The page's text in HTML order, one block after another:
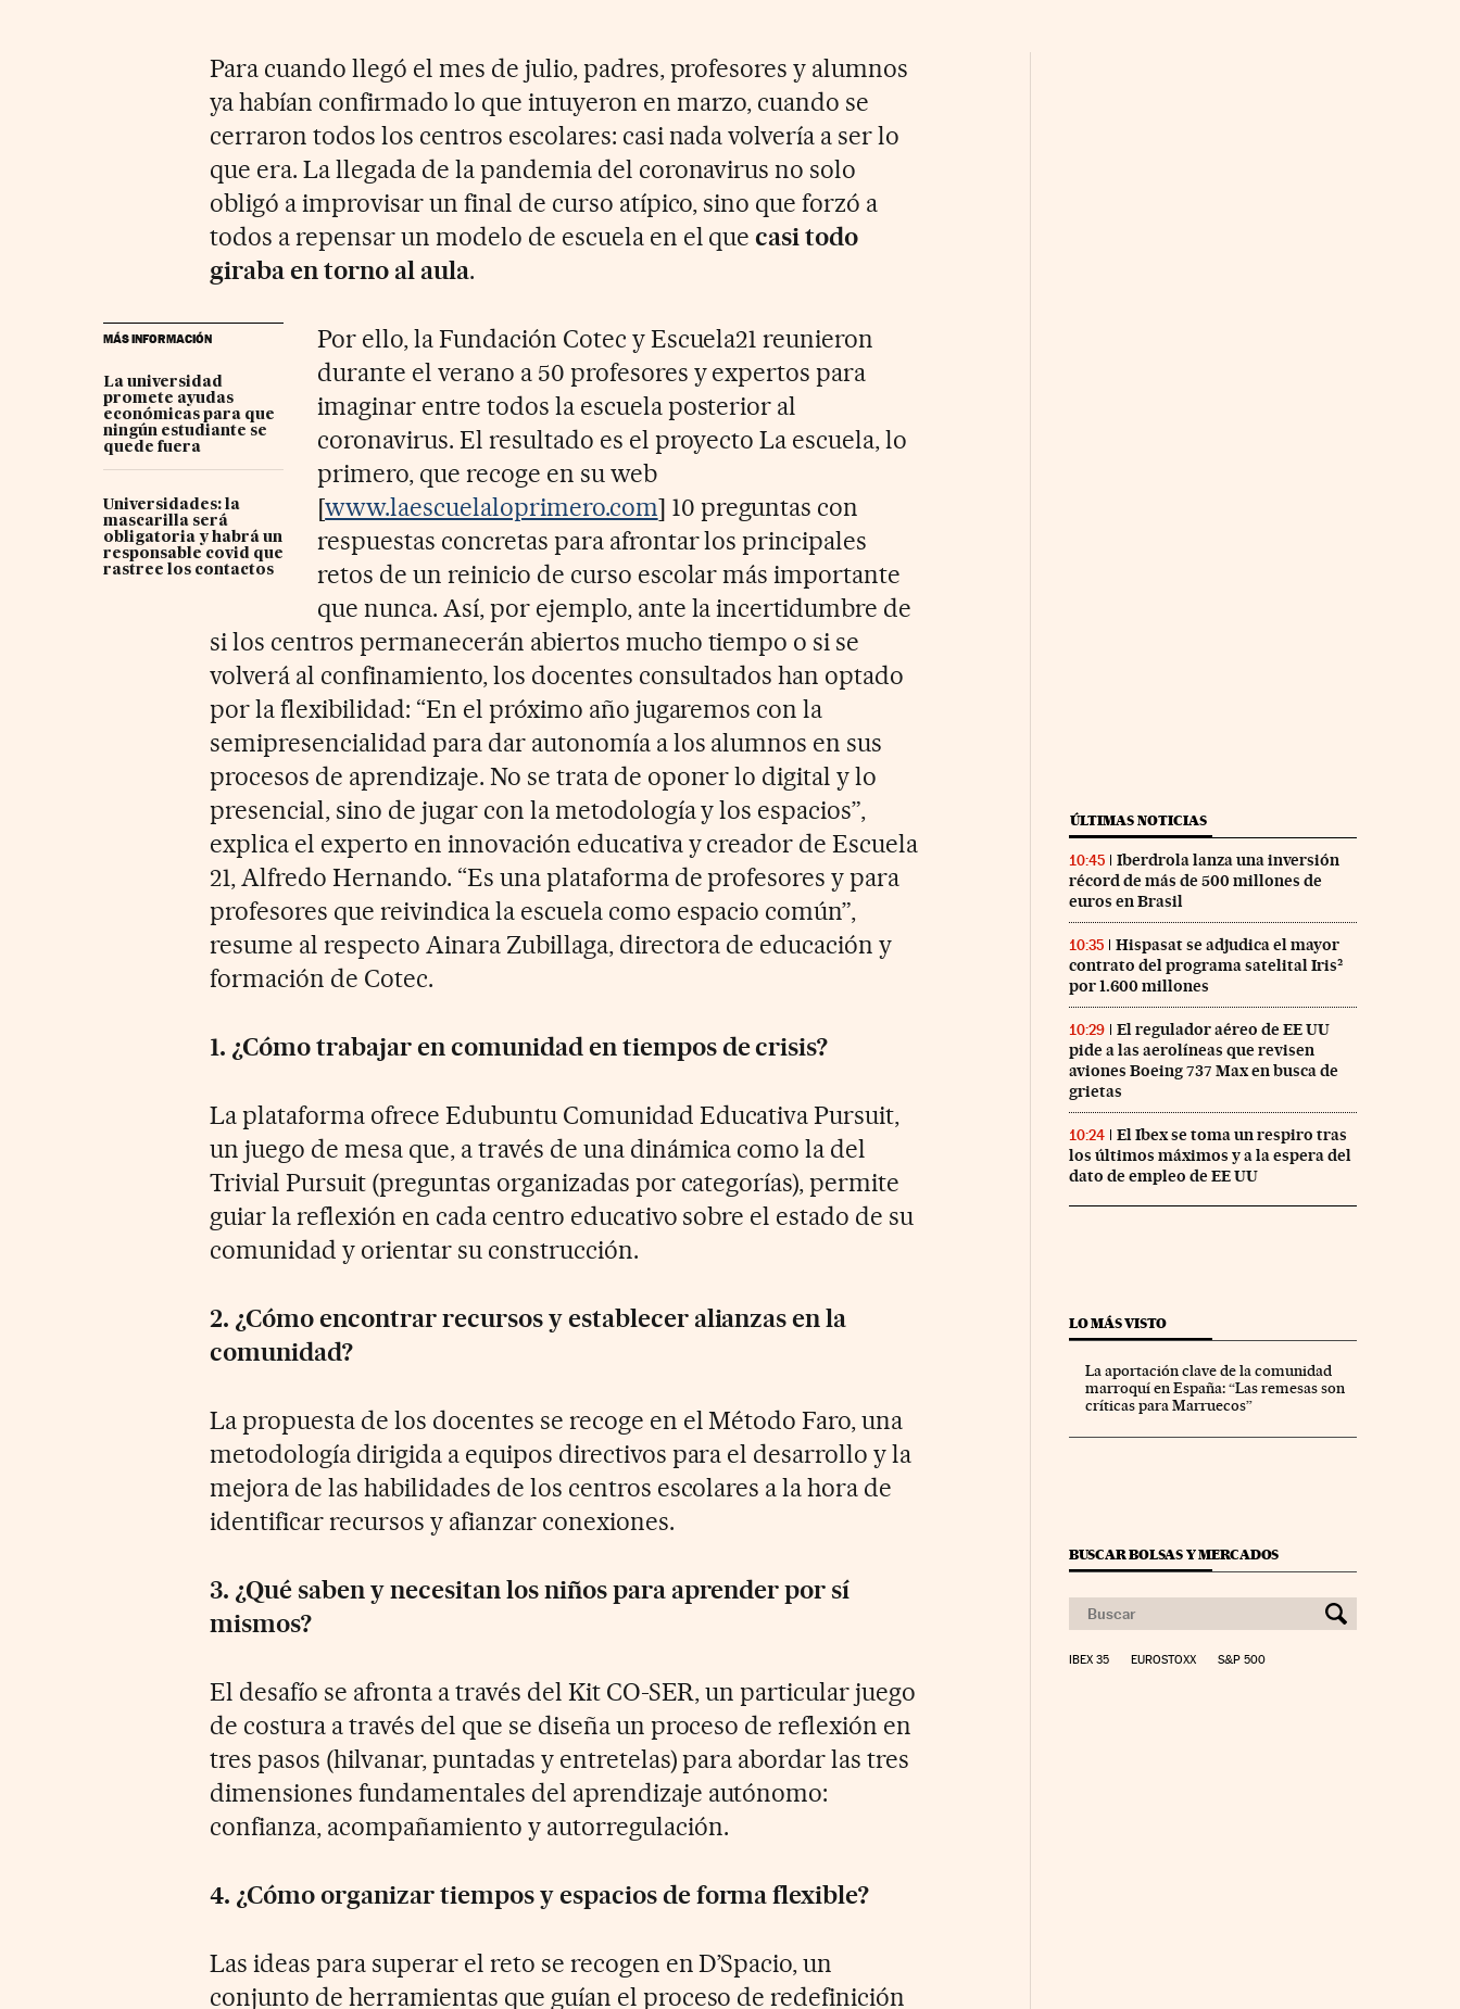
Para cuando llegó el mes de julio, padres, profesores y alumnos
ya habían confirmado lo que intuyeron en marzo, cuando se
cerraron todos los centros escolares: casi nada volvería a ser lo
que era. La llegada de la pandemia del coronavirus no solo
obligó a improvisar un final de curso atípico, sino que forzó a
todos a repensar un modelo de escuela en el quecasi todo
giraba en torno al aula.
MÁS INFORMACIÓN
La universidad
promete ayudas
económicas para que
ningún estudiante se
quede fuera
Universidades: la
mascarilla será
obligatoria y habrá un
responsable covid que
rastree los contactos
Por ello, la Fundación Cotec y Escuela21 reunieron
durante el verano a 50 profesores y expertos para
imaginar entre todos la escuela posterior al
coronavirus. El resultado es el proyecto La escuela, lo
primero, que recoge en su web
[www.laescuelaloprimero.com] 10 preguntas con
respuestas concretas para afrontar los principales
retos de un reinicio de curso escolar más importante
que nunca. Así, por ejemplo, ante la incertidumbre de
si los centros permanecerán abiertos mucho tiempo o si se
volverá al confinamiento, los docentes consultados han optado
por la flexibilidad: “En el próximo año jugaremos con la
semipresencialidad para dar autonomía a los alumnos en sus
procesos de aprendizaje. No se trata de oponer lo digital y lo
presencial, sino de jugar con la metodología y los espacios”,
explica el experto en innovación educativa y creador de Escuela
21, Alfredo Hernando. “Es una plataforma de profesores y para
profesores que reivindica la escuela como espacio común”,
resume al respecto Ainara Zubillaga, directora de educación y
formación de Cotec.
1. ¿Cómo trabajar en comunidad en tiempos de crisis?
La plataforma ofrece Edubuntu Comunidad Educativa Pursuit,
un juego de mesa que, a través de una dinámica como la del
Trivial Pursuit (preguntas organizadas por categorías), permite
guiar la reflexión en cada centro educativo sobre el estado de su
comunidad y orientar su construcción.
2. ¿Cómo encontrar recursos y establecer alianzas en la
comunidad?
La propuesta de los docentes se recoge en el Método Faro, una
metodología dirigida a equipos directivos para el desarrollo y la
mejora de las habilidades de los centros escolares a la hora de
identificar recursos y afianzar conexiones.
3. ¿Qué saben y necesitan los niños para aprender por sí
mismos?
El desafío se afronta a través del Kit CO-SER, un particular juego
de costura a través del que se diseña un proceso de reflexión en
tres pasos (hilvanar, puntadas y entretelas) para abordar las tres
dimensiones fundamentales del aprendizaje autónomo:
confianza, acompañamiento y autorregulación.
4. ¿Cómo organizar tiempos y espacios de forma flexible?
Las ideas para superar el reto se recogen en D’Spacio, un
conjunto de herramientas que guían el proceso de redefinición
ÚLTIMAS NOTICIAS
10:45
Iberdrola lanza una inversión
récord de más de 500 millones de
euros en Brasil
10:35
Hispasat se adjudica el mayor
contrato del programa satelital Iris²
por 1.600 millones
10:29
El regulador aéreo de EE UU
pide a las aerolíneas que revisen
aviones Boeing 737 Max en busca de
grietas
10:24
El Ibex se toma un respiro tras
los últimos máximos y a la espera del
dato de empleo de EE UU
LO MÁS VISTO
La aportación clave de la comunidad
marroquí en España: “Las remesas son
críticas para Marruecos”
BUSCAR BOLSAS Y MERCADOS
IBEX 35 EUROSTOXX S&P 500